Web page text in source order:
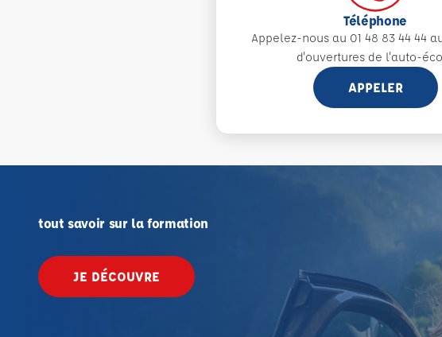
Téléphone
Appelez-nous au 01 48 83 44 44
d'ouvertures de l'auto-
APPELER
tout savoir sur la formation
JE DÉCOUVRE